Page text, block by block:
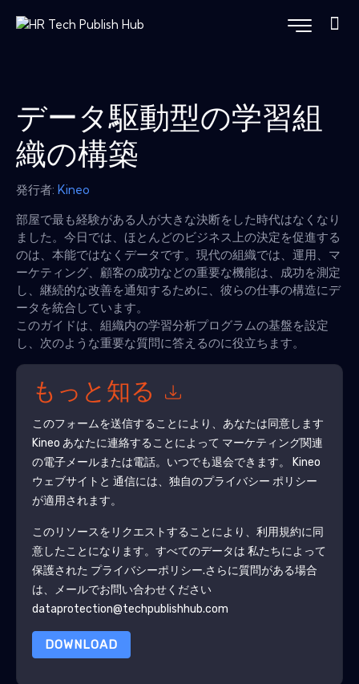
データ駆動型の学習組
織の構築
発行者: Kineo
部屋で最も経験がある人が大きな決断をした時代はなくなり
ました。今日では、ほとんどのビジネス上の決定を促進する
のは、本能ではなくデータです。現代の組織では、運用、マ
ーケティング、顧客の成功などの重要な機能は、成功を測定
し、継続的な改善を通知するために、彼らの仕事の構造にデ
ータを統合しています。
このガイドは、組織内の学習分析プログラムの基盤を設定
し、次のような重要な質問に答えるのに役立ちます。
もっと知る
このフォームを送信することにより、あなたは同意します
Kineo あなたに連絡することによって マーケティング関連
の電子メールまたは電話。いつでも退会できます。
Kineo
ウェブサイトと 通信には、独自のプライバシー ポリシー
が適用されます。
このリソースをリクエストすることにより、利用規約に同
意したことになります。すべてのデータは 私たちによって
保護された プライバシーポリシー.さらに質問がある場合
は、メールでお問い合わせください
dataprotection@techpublishhub.com
DOWNLOAD